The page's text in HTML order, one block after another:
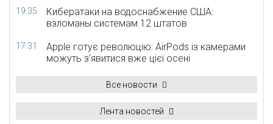
19:35
Кибератаки на водоснабжение США:
взломаны системам 12 штатов
17:31
Apple готує революцію: AirPods із камерами
можуть з’явитися вже цієї осені
Все новости
Лента новостей